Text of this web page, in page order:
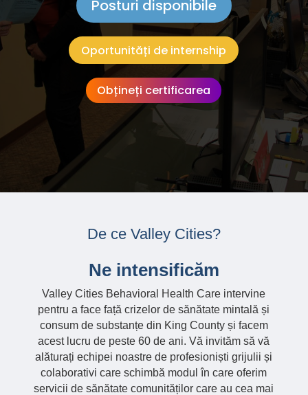
Posturi disponibile
Oportunități de internship
Obțineți certificarea
De ce Valley Cities?
Ne intensificăm
Valley Cities Behavioral Health Care intervine
pentru a face față crizelor de sănătate mintală și
consum de substanțe din King County și facem
acest lucru de peste 60 de ani. Vă invităm să vă
alăturați echipei noastre de profesioniști grijulii și
colaborativi care schimbă modul în care oferim
servicii de sănătate comunităților care au cea mai